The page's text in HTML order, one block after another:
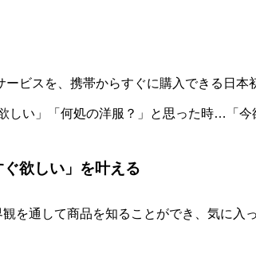
ビスを、携帯からすぐに購入できる日本
い」「何処の洋服？」と思った時…「今
欲しい」を叶える
を通して商品を知ることができ、気に